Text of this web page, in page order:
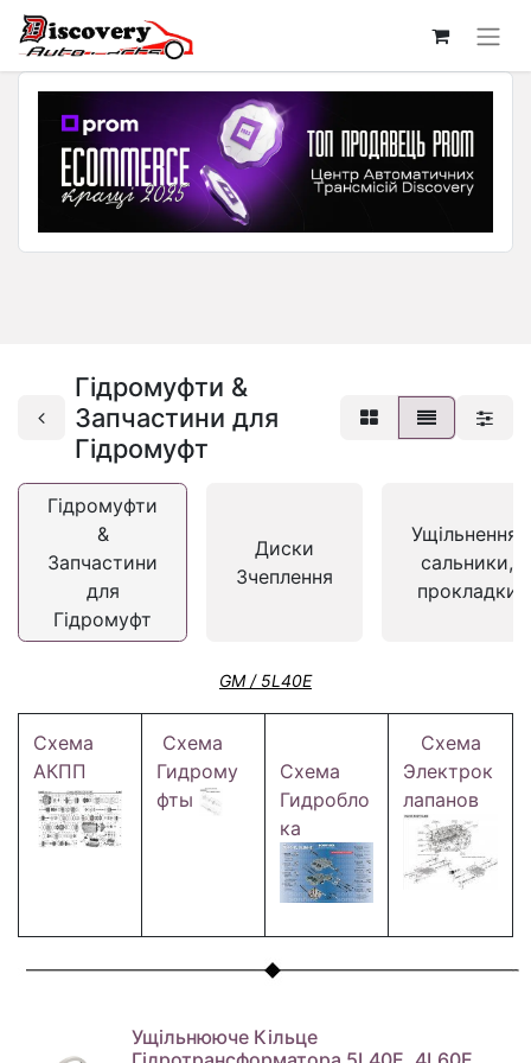
Гідромуфти &
Запчастини для
Гідромуфт
Гідромуфти
&
Запчастини
для
Гідромуфт
Диски
Зчеплення
Ущільнення,
сальники,
прокладки
GM / 5L40E
Схема
АКПП
Схема
Гидрому
фты
Схема
Гидробло
ка
Схема
Электрок
лапанов
Ущільнююче Кільце